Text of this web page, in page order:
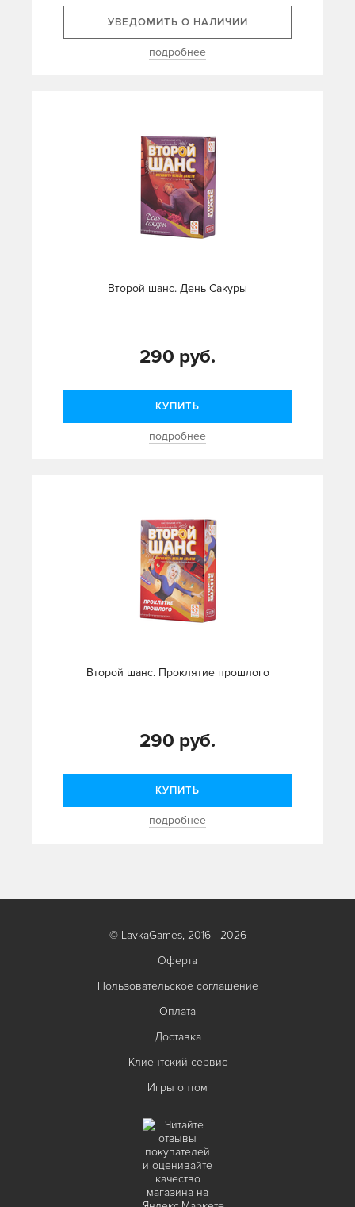
УВЕДОМИТЬ О НАЛИЧИИ
подробнее
Второй шанс. День Сакуры
290 руб.
КУПИТЬ
подробнее
Второй шанс. Проклятие прошлого
290 руб.
КУПИТЬ
подробнее
© LavkaGames, 2016—2026
Оферта
Пользовательское соглашение
Оплата
Доставка
Клиентский сервис
Игры оптом